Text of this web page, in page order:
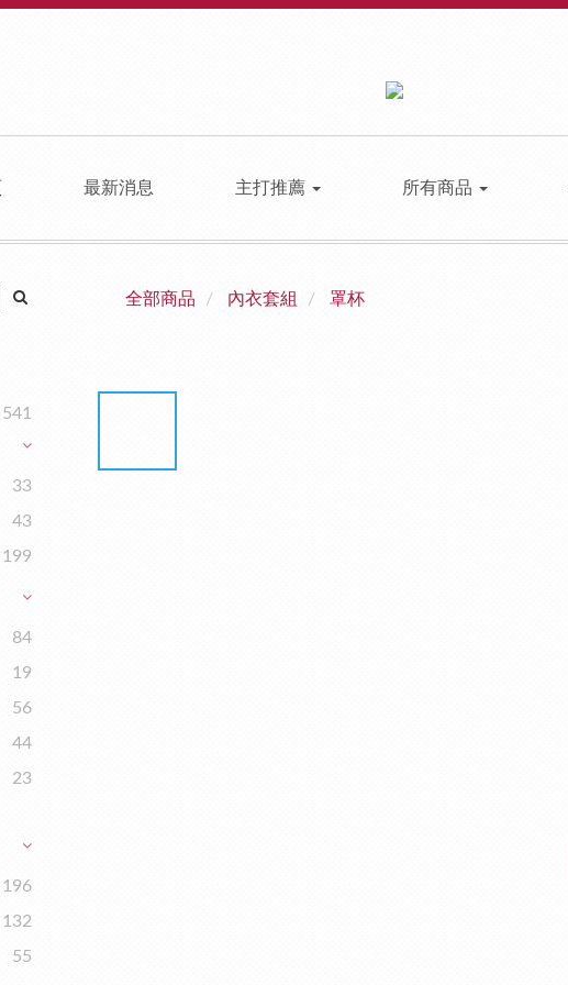
最新消息 主打推薦 所有商品
541
33
43
199
84
19
56
44
23
196
132
55
全部商品 內衣套組 罩杯